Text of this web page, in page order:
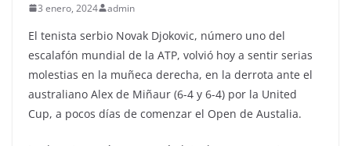
3 enero, 2024 admin
El tenista serbio Novak Djokovic, número uno del
escalafón mundial de la ATP, volvió hoy a sentir serias
molestias en la muñeca derecha, en la derrota ante el
australiano Alex de Miñaur (6-4 y 6-4) por la United
Cup, a pocos días de comenzar el Open de Austalia.